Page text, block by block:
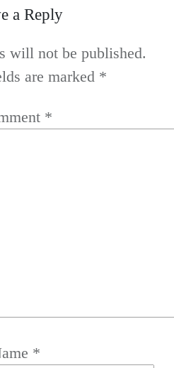
a Reply
will not be published.
are marked *
*
*